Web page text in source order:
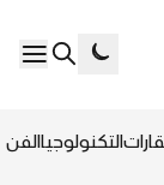
التكنولوجياالفن